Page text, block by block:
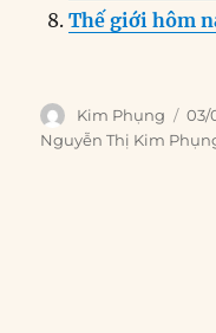
Thế giới hôm
Author
Kim Phụng
on
03/
Nguyễn Thị Kim